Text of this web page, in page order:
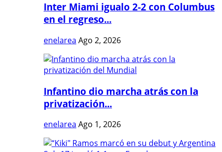
Inter Miami igualo 2-2 con Columbus
en el regreso...
enelarea Ago 2, 2026
Infantino dio marcha atrás con la
privatización...
enelarea Ago 1, 2026